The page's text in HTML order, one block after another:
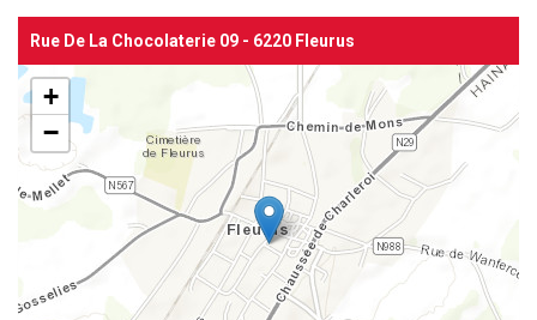
Rue De La Chocolaterie 09 - 6220 Fleurus
+
−